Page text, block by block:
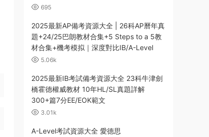
695
2025最新AP備考資源大全 | 26科AP曆年真
題+24/25巴朗教材合集+5 Steps to a 5教
材合集+機考模拟｜深度對比IB/A-Level
5.06k
2025最新IB考試備考資源大全 23科牛津劍
橋霍德權威教材 10年HL/SL真題詳解
300+篇7分EE/EOK範文
3.01k
A-Level考試資源大全 愛德思